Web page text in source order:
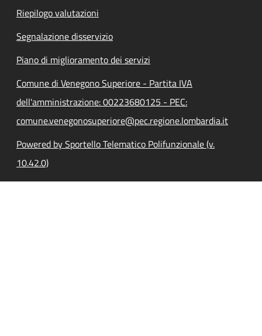
Riepilogo valutazioni
Segnalazione disservizio
Piano di miglioramento dei servizi
Comune di Venegono Superiore - Partita IVA
dell'amministrazione: 00223680125 - PEC:
comune.venegonosuperiore@pec.regione.lombardia.it
Powered by Sportello Telematico Polifunzionale (v.
10.42.0)